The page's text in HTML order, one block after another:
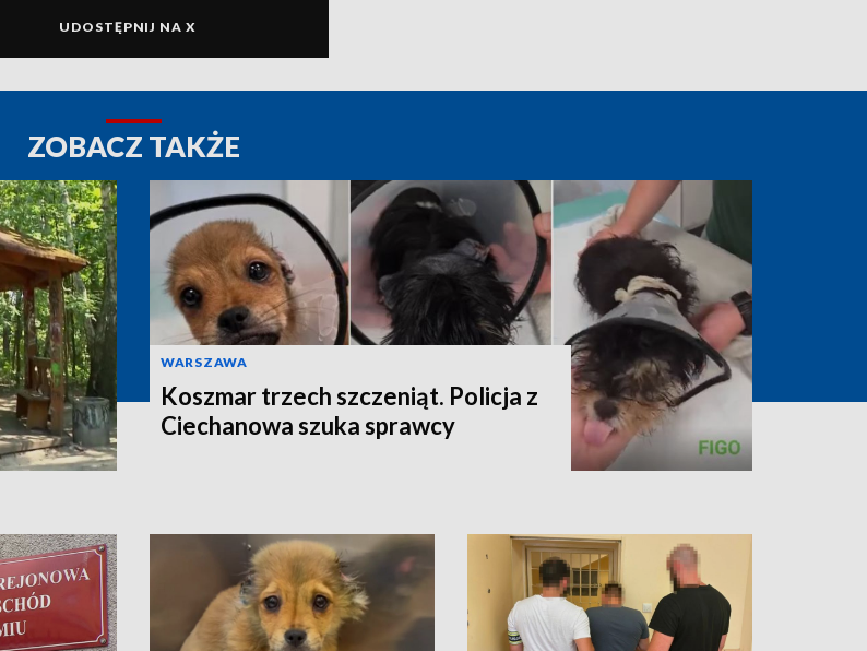
UDOSTĘPNIJ NA X
ZOBACZ TAKŻE
WARSZAWA
Koszmar trzech szczeniąt. Policja z
Ciechanowa szuka sprawcy